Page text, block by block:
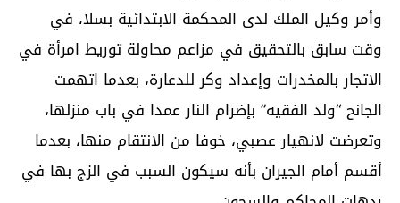
وأمر وكيل الملك لدى المحكمة الابتدائية بسلا، في
وقت سابق بالتحقيق في مزاعم محاولة توريط امرأة في
الاتجار بالمخدرات وإعداد وكر للدعارة، بعدما اتهمت
الجانح “ولد الفقيه” بإضرام النار عمدا في باب منزلها،
وتعرضت لانهيار عصبي، خوفا من الانتقام منها، بعدما
أقسم أمام الجيران بأنه سيكون السبب في الزج بها في